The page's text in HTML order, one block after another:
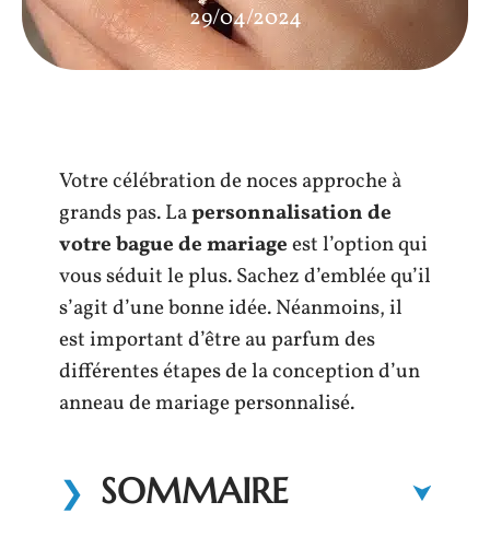
29/04/2024
Votre célébration de noces approche à
grands pas. Lapersonnalisation de
votre bague de mariageest l’option qui
vous séduit le plus. Sachez d’emblée qu’il
s’agit d’une bonne idée. Néanmoins, il
est important d’être au parfum des
différentes étapes de la conception d’un
anneau de mariage personnalisé.
SOMMAIRE